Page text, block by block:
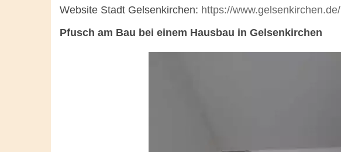
Website Stadt Gelsenkirchen: https://www.gelsenkirchen.de/
Pfusch am Bau bei einem Hausbau in Gelsenkirchen